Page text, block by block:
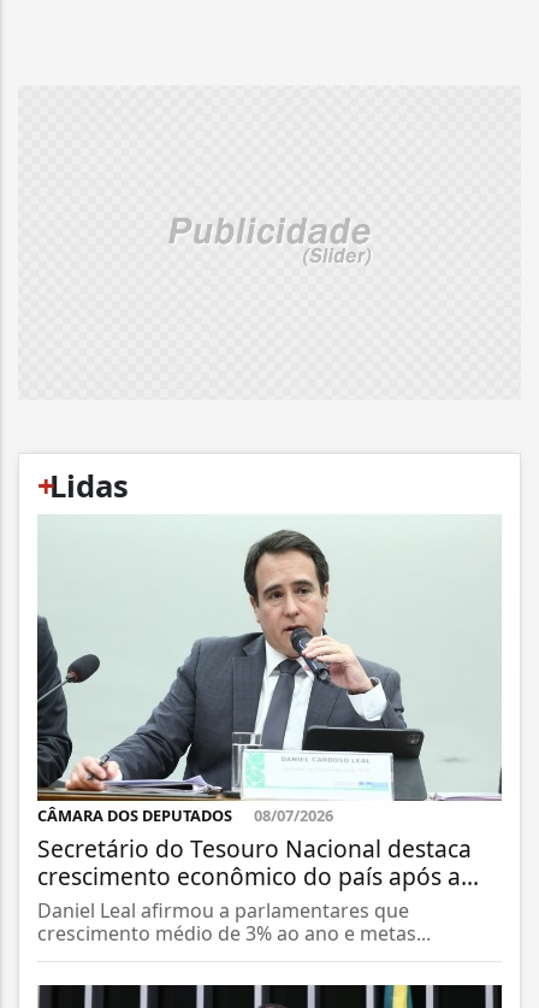
+
Lidas
CÂMARA DOS DEPUTADOS 08/07/2026
Secretário do Tesouro Nacional destaca
crescimento econômico do país após a...
Daniel Leal afirmou a parlamentares que
crescimento médio de 3% ao ano e metas...